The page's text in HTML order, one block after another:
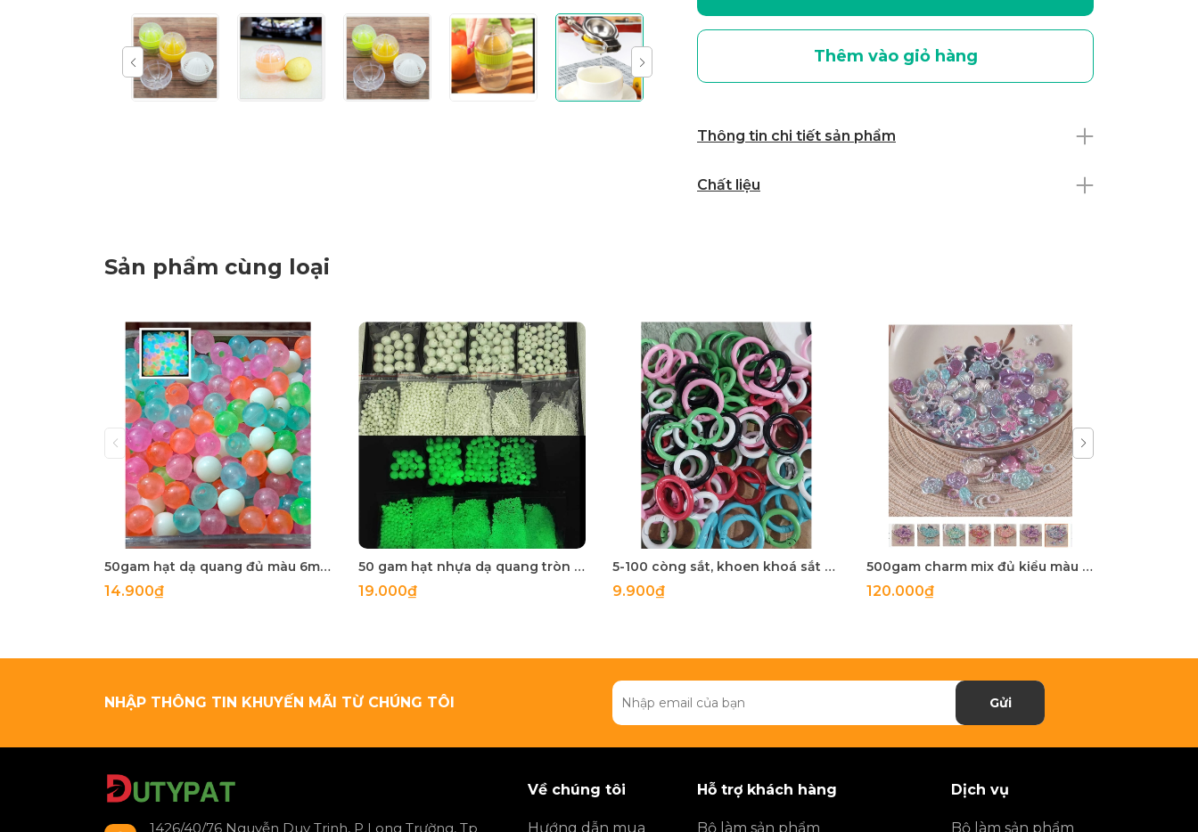
Thêm vào giỏ hàng
Thông tin chi tiết sản phẩm
Chất liệu
Sản phẩm cùng loại
50gam hạt dạ quang đủ màu 6mm, 8mm, 10mm, 12mm, hạt nhựa tròn
14.900₫
50 gam hạt nhựa dạ quang tròn đủ size 4mm, 5mm, 6mm, 8mm, 10mm, 12mm, 14mm, 16mm ,18mm , 10mm, 22mm, 25mm
19.000₫
5-100 còng sắt, khoen khoá sắt mix màu 20mm, 25mm, 28mm
9.900₫
500gam charm mix đủ kiểu màu ngọc trai, hạt charm mix đủ kiểu
120.000₫
NHẬP THÔNG TIN KHUYẾN MÃI TỪ CHÚNG TÔI Gửi
1426/40/76 Nguyễn Duy Trinh, P Long Trường, Tp
Về chúng tôi
Hướng dẫn mua
Hỗ trợ khách hàng
Bộ làm sản phẩm
Dịch vụ
Bộ làm sản phẩm